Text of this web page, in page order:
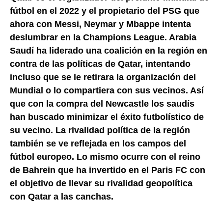
fútbol en el 2022 y el propietario del PSG que
ahora con Messi, Neymar y Mbappe intenta
deslumbrar en la Champions League. Arabia
Saudí ha liderado una coalición en la región en
contra de las políticas de Qatar, intentando
incluso que se le retirara la organización del
Mundial o lo compartiera con sus vecinos. Así
que con la compra del Newcastle los saudís
han buscado minimizar el éxito futbolístico de
su vecino. La rivalidad política de la región
también se ve reflejada en los campos del
fútbol europeo. Lo mismo ocurre con el reino
de Bahrein que ha invertido en el Paris FC con
el objetivo de llevar su rivalidad geopolítica
con Qatar a las canchas.